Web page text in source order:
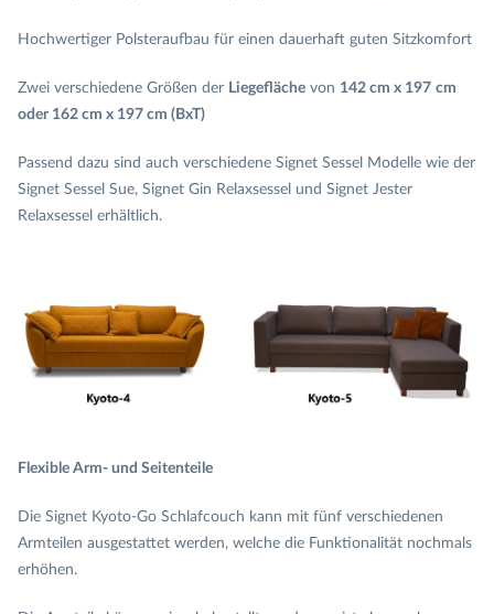
Hochwertiger Polsteraufbau für einen dauerhaft guten Sitzkomfort
Zwei verschiedene Größen der Liegefläche von 142 cm x 197 cm
oder 162 cm x 197 cm (BxT)
Passend dazu sind auch verschiedene Signet Sessel Modelle wie der
Signet Sessel Sue, Signet Gin Relaxsessel und Signet Jester
Relaxsessel erhältlich.
Flexible Arm- und Seitenteile
Die Signet Kyoto-Go Schlafcouch kann mit fünf verschiedenen
Armteilen ausgestattet werden, welche die Funktionalität nochmals
erhöhen.